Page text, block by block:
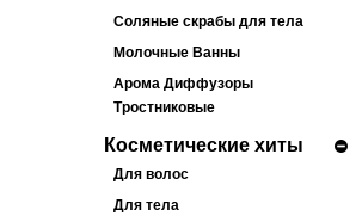
Соляные скрабы для тела
Молочные Ванны
Арома Диффузоры
Тростниковые
Косметические хиты
Для волос
Для тела